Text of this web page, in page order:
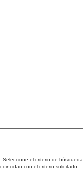
Seleccione el criterio de
coincidan con el criterio solicitado.